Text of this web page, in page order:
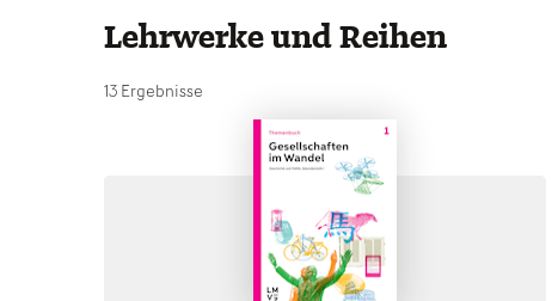
Lehrwerke und Reihen
13 Ergebnisse